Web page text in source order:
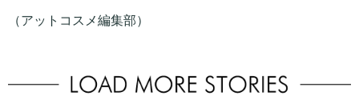
（アットコスメ編集部）